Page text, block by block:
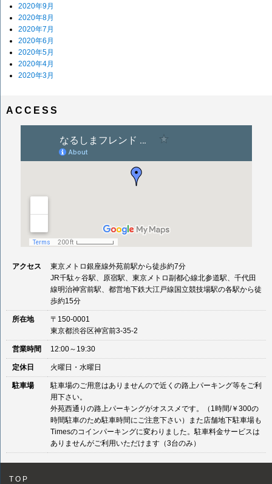
2020年9月
2020年8月
2020年7月
2020年6月
2020年5月
2020年4月
2020年3月
ACCESS
アクセス
東京メトロ銀座線外苑前駅から徒歩約7分
JR千駄ヶ谷駅、原宿駅、東京メトロ副都心線北参道駅、千代田
線明治神宮前駅、都営地下鉄大江戸線国立競技場駅の各駅から徒
歩約15分
所在地
〒150-0001
東京都渋谷区神宮前3-35-2
営業時間 12:00～19:30
定休日 火曜日・水曜日
駐車場
駐車場のご用意はありませんので近くの路上パーキング等をご利
用下さい。
外苑西通りの路上パーキングがオススメです。（1時間/￥300の
時間駐車のため駐車時間にご注意下さい）また店舗地下駐車場も
Timesのコインパーキングに変わりました。駐車料金サービスは
ありませんがご利用いただけます（3台のみ）
TOP